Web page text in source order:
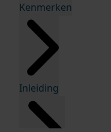
Kenmerken
Inleiding